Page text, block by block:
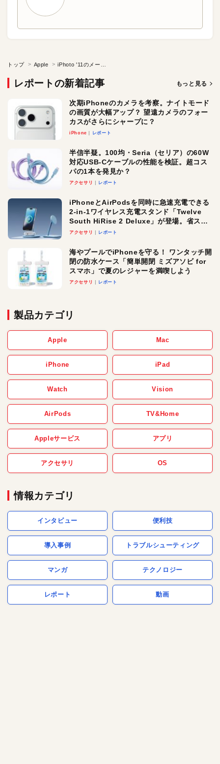
トップ Apple
レポートの新着記事 もっと見る
次期iPhoneのカメラを考察。ナイトモード
の画質が大幅アップ？ 望遠カメラのフォー
カスがさらにシャープに？
iPhone レポート
半信半疑。100均・Seria（セリア）の60W
対応USB-Cケーブルの性能を検証。超コス
パの1本を発見か？
アクセサリ レポート
iPhoneとAirPodsを同時に急速充電できる
2-in-1ワイヤレス充電スタンド「Twelve
South HiRise 2 Deluxe」が登場。省スペ
ースでおしゃれに充電したい人にオスス
アクセサリ レポート
海やプールでiPhoneを守る！ ワンタッチ開
閉の防水ケース「簡単開閉 ミズアソビ for
スマホ」で夏のレジャーを満喫しよう
アクセサリ レポート
製品カテゴリ
Apple Mac
iPhone iPad
Watch Vision
AirPods TV&Home
Appleサービス アプリ
アクセサリ OS
情報カテゴリ
インタビュー 便利技
導入事例 トラブルシューティング
マンガ テクノロジー
レポート 動画